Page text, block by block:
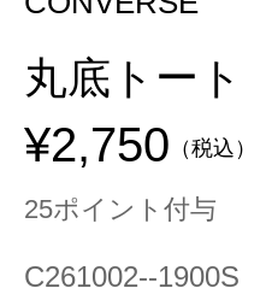
丸底トート
¥2,750 （税込）
25ポイント付与
C261002--1900S